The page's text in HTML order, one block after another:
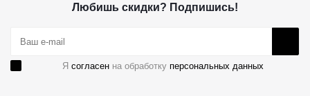
Любишь скидки? Подпишись!
Я согласен на обработку персональных данных